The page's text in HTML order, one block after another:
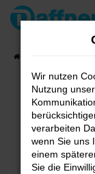
Zum
Hauptinhalt
Wir nutzen
Nutzung
verarbeiten
wenn Sie uns
einem
Sie die